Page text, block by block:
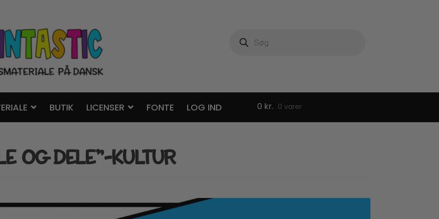
search
BUTIK LICENSER FONTE LOG IND 0 kr. 0 varer
OG DELE”-KULTUR